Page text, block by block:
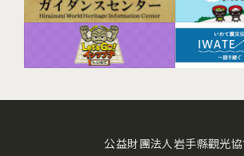
公益財團法人岩手縣觀光